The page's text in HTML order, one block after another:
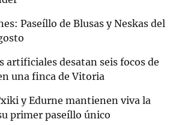
Paseíllo de Blusas y Neskas del
artificiales desatan seis focos de
una finca de Vitoria
y Edurne mantienen viva la
primer paseíllo único